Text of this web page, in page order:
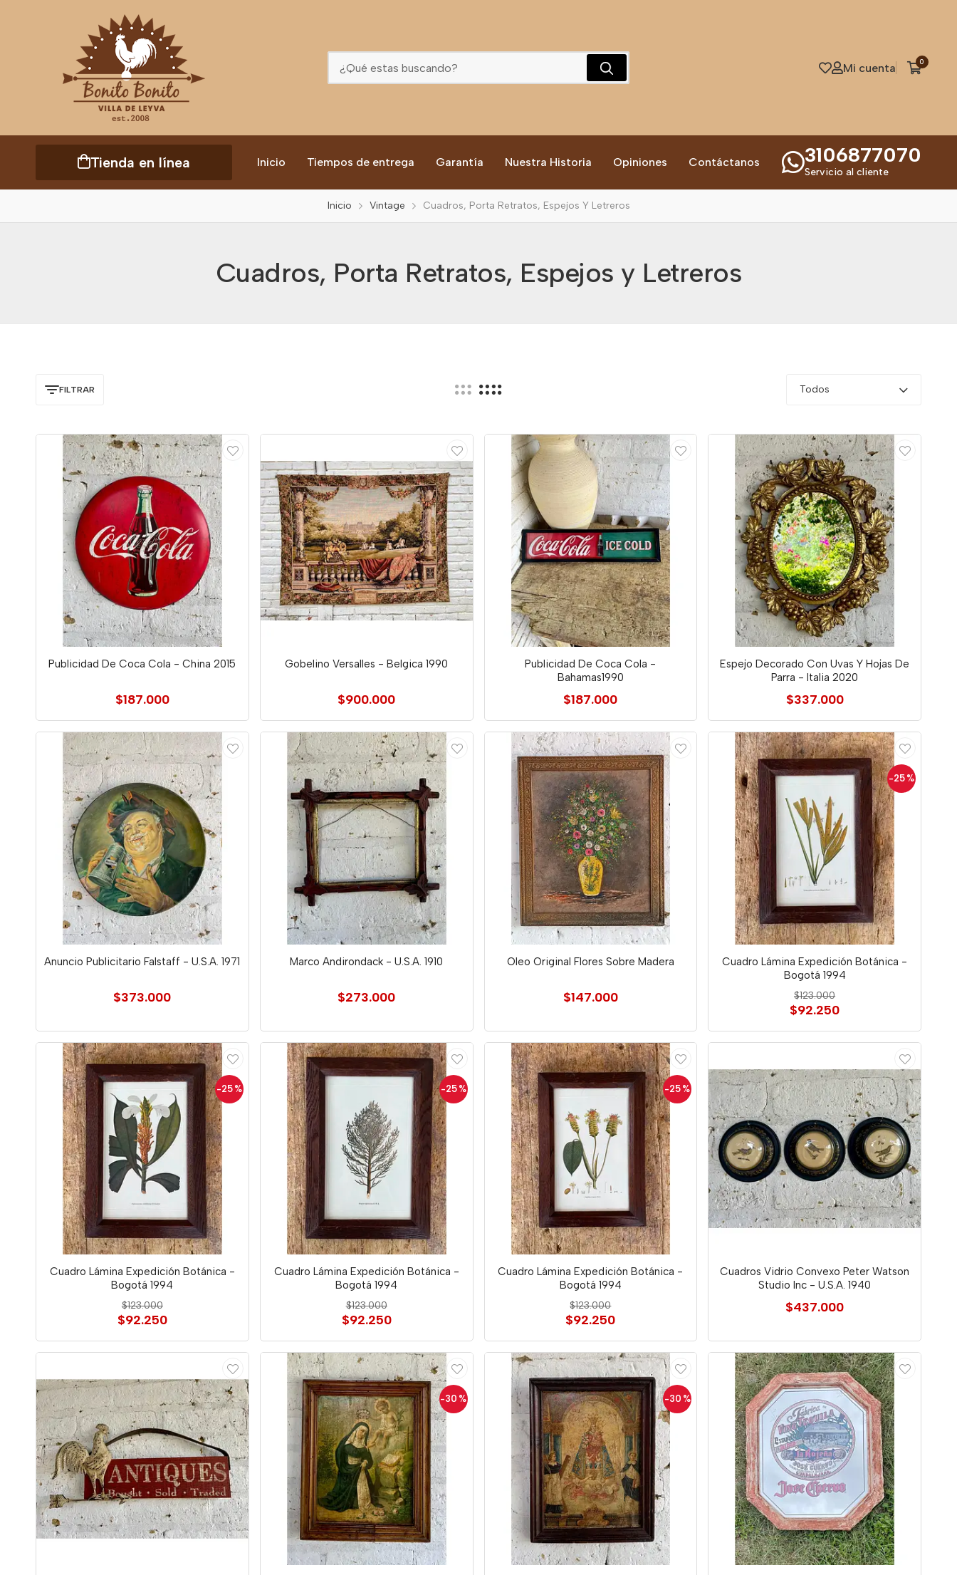
Mi cuenta 0
Tienda en línea Inicio Tiempos de entrega Garantía Nuestra Historia Opiniones Contáctanos 3106877070
Servicio al cliente
Inicio Vintage Cuadros, Porta Retratos, Espejos Y Letreros
Cuadros, Porta Retratos, Espejos y Letreros
FILTRAR Todos
Publicidad De Coca Cola - China 2015
$187.000
Gobelino Versalles - Belgica 1990
$900.000
Publicidad De Coca Cola -
Bahamas1990
$187.000
Espejo Decorado Con Uvas Y Hojas De
Parra - Italia 2020
$337.000
Anuncio Publicitario Falstaff - U.S.A. 1971
$373.000
Marco Andirondack - U.S.A. 1910
$273.000
Oleo Original Flores Sobre Madera
$147.000
-25 %
Cuadro Lámina Expedición Botánica -
Bogotá 1994
$123.000
$92.250
-25 %
Cuadro Lámina Expedición Botánica -
Bogotá 1994
$123.000
$92.250
-25 %
Cuadro Lámina Expedición Botánica -
Bogotá 1994
$123.000
$92.250
-25 %
Cuadro Lámina Expedición Botánica -
Bogotá 1994
$123.000
$92.250
Cuadros Vidrio Convexo Peter Watson
Studio Inc - U.S.A. 1940
$437.000
-30 % -30 %